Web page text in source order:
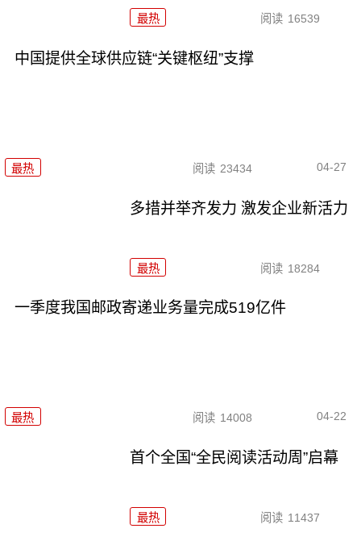
最热 阅读 16539
中国提供全球供应链“关键枢纽”支撑
最热 阅读 23434 04-27
多措并举齐发力 激发企业新活力
最热 阅读 18284
一季度我国邮政寄递业务量完成519亿件
最热 阅读 14008 04-22
首个全国“全民阅读活动周”启幕
最热 阅读 11437